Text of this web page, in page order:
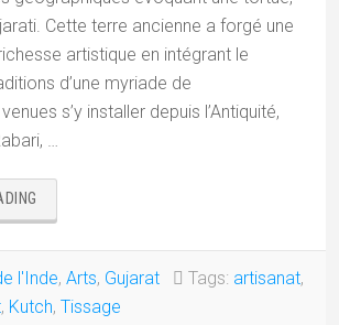
Cette terre ancienne a forgé une
artistique en intégrant le
d’une myriade de
s’y installer depuis l’Antiquité,
…
ARTS
RÉGION
DE
l'Inde, Arts, Gujarat Tags: artisanat,
, Kutch, Tissage